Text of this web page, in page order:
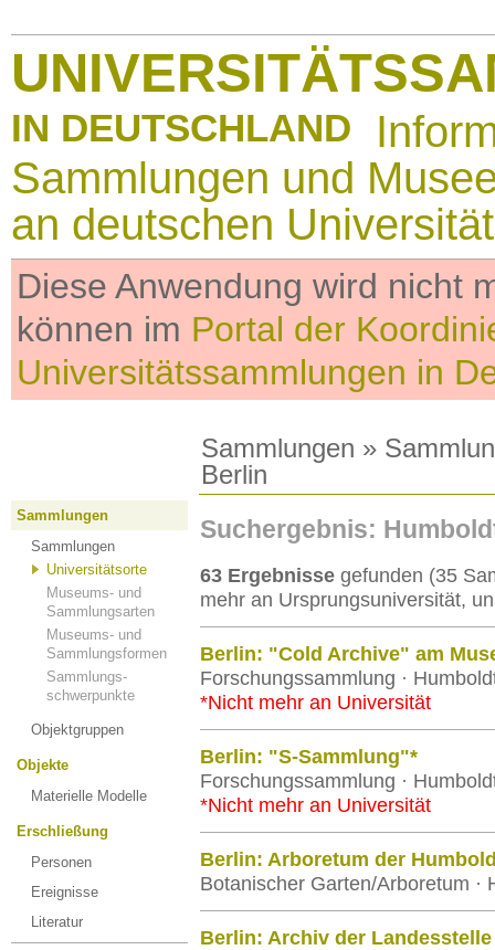
IN DEUTSCHLAND
Sammlungen und
an deutschen
Diese Anwendung wird nicht
können im Portal der
Universitätssammlungen in
Sammlungen »
Berlin
Sammlungen
Sammlungen
Universitätsorte
Museums- und
Sammlungsarten
Museums- und
Sammlungsformen
Sammlungs-
schwerpunkte
Objektgruppen
Objekte
Materielle Modelle
Erschließung
Personen
Ereignisse
Literatur
Suchergebnis:
63 Ergebnisse gefunden (35
mehr an Ursprungsuniversität,
Berlin: "Cold Archive" am
Forschungssammlung ·
*Nicht mehr an Universität
Berlin: "S-Sammlung"*
Forschungssammlung ·
*Nicht mehr an Universität
Berlin: Arboretum der
Botanischer Garten/Arboretum ·
Berlin: Archiv der